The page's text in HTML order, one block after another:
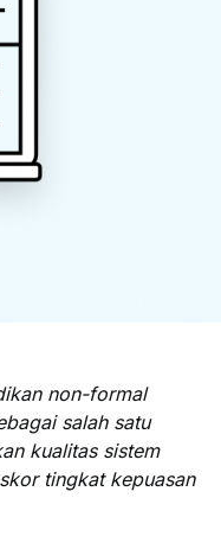
non-formal
salah satu
kualitas sistem
tingkat kepuasan